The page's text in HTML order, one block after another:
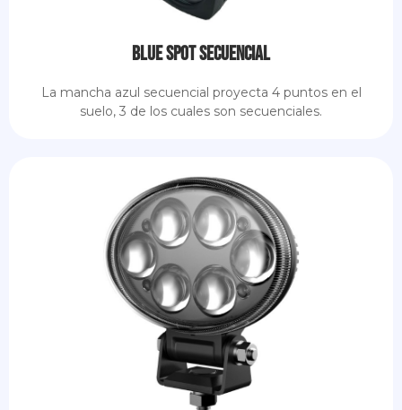
Blue Spot secuencial
La mancha azul secuencial proyecta 4 puntos en el
suelo, 3 de los cuales son secuenciales.